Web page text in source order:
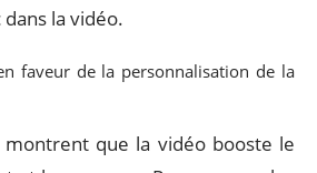
la vidéo.
faveur de la personnalisation de la
que la vidéo booste le